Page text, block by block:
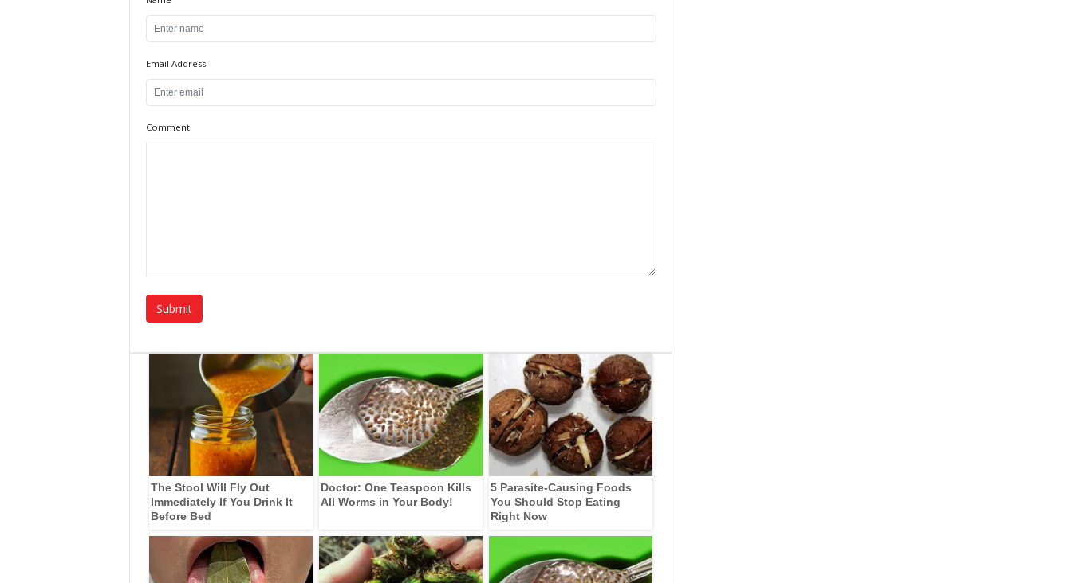
Email Address
Comment
The Stool Will Fly Out
Immediately If You Drink It
Before Bed
Doctor: One Teaspoon Kills
All Worms in Your Body!
5 Parasite-Causing Foods
You Should Stop Eating
Right Now